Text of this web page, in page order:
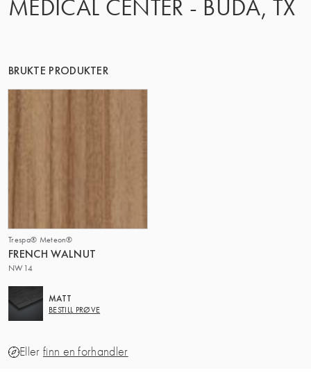
MEDICAL CENTER - BUDA, TX
BRUKTE PRODUKTER
Trespa® Meteon®
FRENCH WALNUT
NW14
MATT
BESTILL PRØVE
Eller finn en forhandler